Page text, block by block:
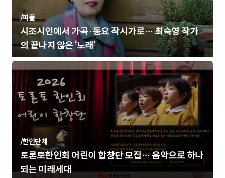
/피플
시조시인에서 가곡·동요 작시가로… 최숙영 작가
의 끝나지 않은 ‘노래’
/한인단체
토론토한인회 어린이 합창단 모집… 음악으로 하나
되는 미래세대